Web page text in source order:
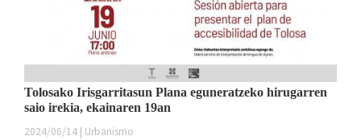
Tolosako Irisgarritasun Plana eguneratzeko hirugarren
saio irekia, ekainaren 19an
2024/06/14 | Urbanismo